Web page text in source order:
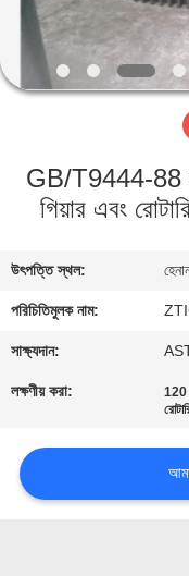
প্রদর্শন
আমাদের
কারখানা
মান
নিয়ন্ত্রণ
করুন
GB/T9444-88
গিয়ার এবং
উৎপত্তি স্থল:
পরিচিতিমুলক নাম:
সাক্ষ্যদান:
লক্ষণীয় করা: 120